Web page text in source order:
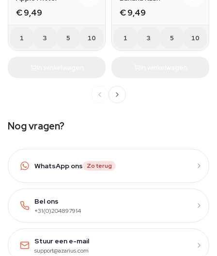
€ 9,49
1 3 5 10
€ 9,49
1 3 5 10
Nog vragen?
WhatsApp ons Zo terug
Bel ons
+31(0)204897914
Stuur een e-mail
support@azarius.com